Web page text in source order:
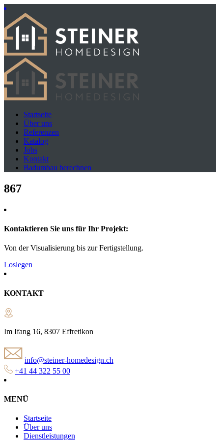
Startseite
Über uns
Referenzen
Katalog
Jobs
Kontakt
Badumbau berechnen
867
Kontaktieren Sie uns für Ihr Projekt:
Von der Visualisierung bis zur Fertigstellung.
Loslegen
KONTAKT
Im Ifang 16, 8307 Effretikon
info@steiner-homedesign.ch
+41 44 322 55 00
MENÜ
Startseite
Über uns
Dienstleistungen